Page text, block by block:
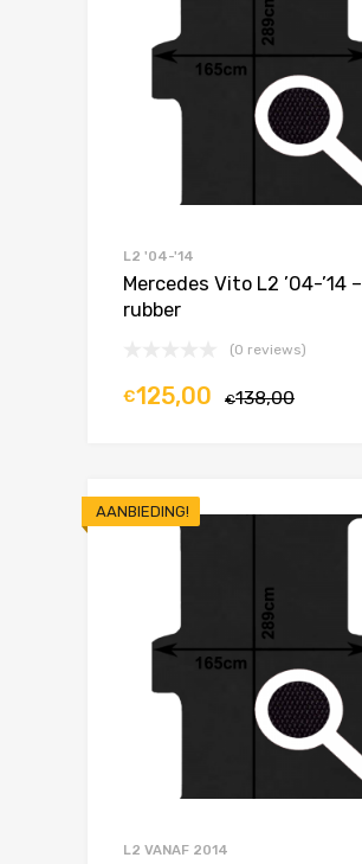
L2 '04-'14
Mercedes Vito L2 ’04-’14 –
rubber
(0 reviews)
€138,00
€125,00
AANBIEDING!
L2 VANAF 2014